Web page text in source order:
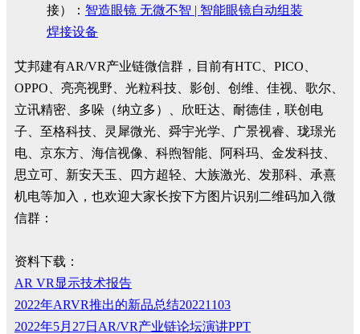
接）： 智造眼镜 无微不智 | 智能眼镜自动组装
焊接设备
艾邦建有AR/VR产业链微信群，目前有HTC、PICO、
OPPO、亮亮视野、光粒科技、影创、创维、佳视、歌尔、
立讯精密、多哚（纳立多）、欣旺达、耐德佳，联创电
子、至格科技、灵犀微光、舜宇光学、广景视睿、珑璟光
电、京东方、海信视像、科煦智能、阿科玛、金发科技、
思立可、新安天玉、四方超轻、大族激光、发那科、承熹
机电等加入，也欢迎大家长按下方图片识别二维码加入微
信群：
资料下载：
AR VR显示技术报告
2022年ARVR推出的新品总结20221103
2022年5月27日AR/VR产业链论坛演讲PPT